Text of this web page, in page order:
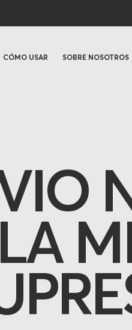
CÓMO USAR SOBRE NOSOTROS